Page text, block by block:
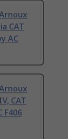
CAT
AC
CAT
F406